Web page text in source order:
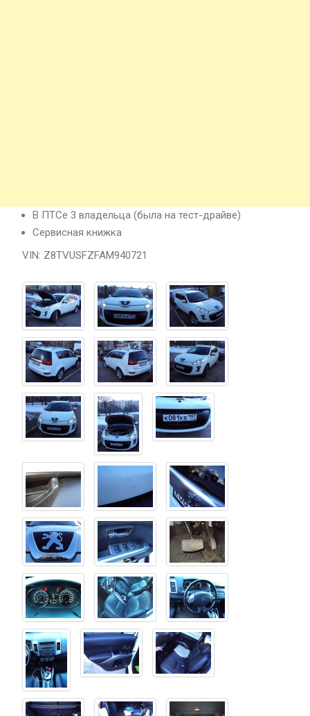
В ПТСе 3 владельца (была на тест-драйве)
Сервисная книжка
VIN: Z8TVUSFZFAM940721